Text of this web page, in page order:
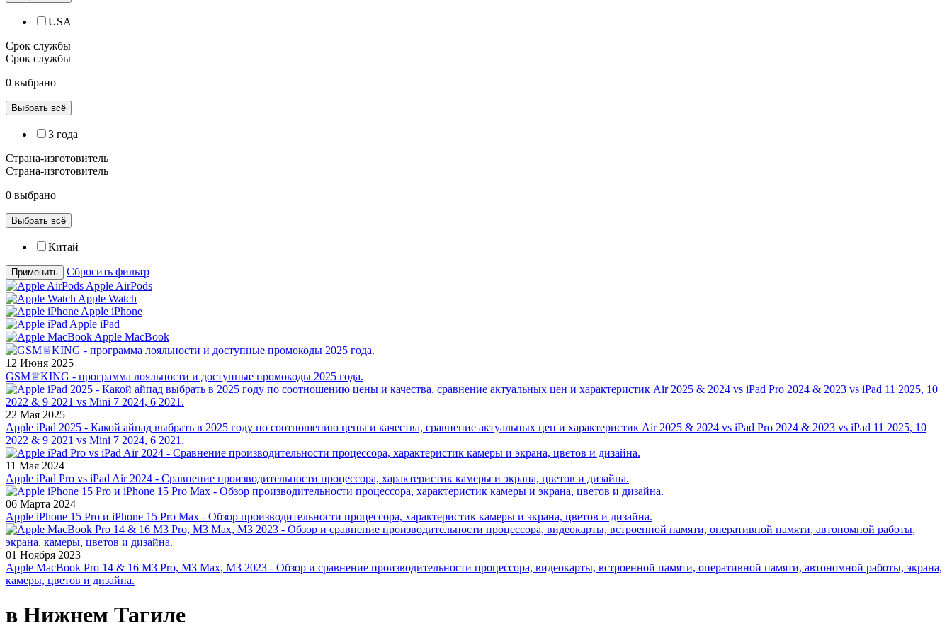
USA
Срок службы
Срок службы
0 выбрано
Выбрать всё
3 года
Страна-изготовитель
Страна-изготовитель
0 выбрано
Выбрать всё
Китай
Применить
Сбросить фильтр
Apple AirPods
Apple Watch
Apple iPhone
Apple iPad
Apple MacBook
12 Июня 2025
GSM♕KING - программа лояльности и доступные промокоды 2025 года.
22 Мая 2025
Apple iPad 2025 - Какой айпад выбрать в 2025 году по соотношению цены и качества, сравнение актуальных цен и характеристик Air 2025 & 2024 vs iPad Pro 2024 & 2023 vs iPad 11 2025, 10
2022 & 9 2021 vs Mini 7 2024, 6 2021.
11 Мая 2024
Apple iPad Pro vs iPad Air 2024 - Сравнение производительности процессора, характеристик камеры и экрана, цветов и дизайна.
06 Марта 2024
Apple iPhone 15 Pro и iPhone 15 Pro Max - Обзор производительности процессора, характеристик камеры и экрана, цветов и дизайна.
01 Ноября 2023
Apple MacBook Pro 14 & 16 M3 Pro, M3 Max, M3 2023 - Обзор и сравнение производительности процессора, видеокарты, встроенной памяти, оперативной памяти, автономной работы, экрана,
камеры, цветов и дизайна.
в Нижнем Тагиле